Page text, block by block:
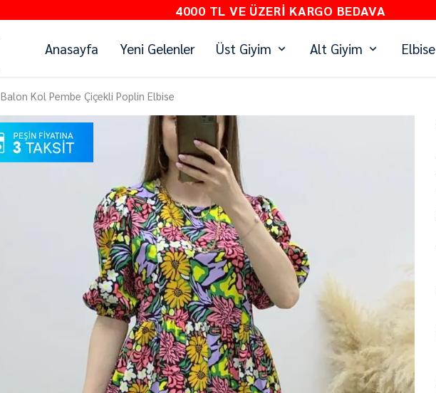
4000 TL VE ÜZERI KARGO BEDAVA
Anasayfa Yeni Gelenler Üst Giyim Alt Giyim Elbise
Balon Kol Pembe Çiçekli Poplin Elbise